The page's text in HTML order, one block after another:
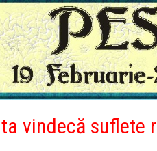
vindecă suflete